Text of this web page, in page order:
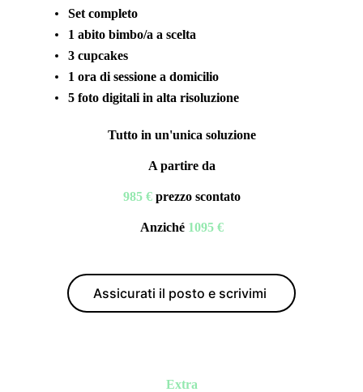
Set completo
1 abito bimbo/a a scelta
3 cupcakes
1 ora di sessione a domicilio
5 foto digitali in alta risoluzione
Tutto in un'unica soluzione
A partire da
985 € prezzo scontato
Anziché 1095 €
Assicurati il posto e scrivimi
Extra